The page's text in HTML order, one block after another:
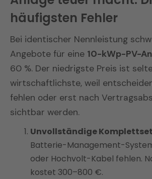
liegt zudem deutlich unter
TOPCon-Durchschnitt von
was an heißen Sommertagen
Erträge sichert.
verfügbar.dennoch maximale Leistung
Quadratmeter benötigen
Hausbesitzer, die ein
gesteuertes
statt mehrerer
bevorzugen
häufigsten Fehler
Bei identischer Nennleistung
Angebote für eine 10-kWp-PV-
60 %. Der niedrigste Preis ist
wirtschaftlichste, weil
fehlen oder erst nach
sichtbar werden.
Unvollständige
Batterie-Management-
oder Hochvolt-Kabel fehlen.
kostet 300–800 €.